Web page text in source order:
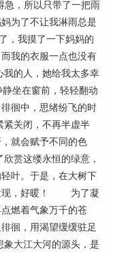
急，所以只带了一把雨
为了不让我淋雨总是
，我摸了一下妈妈的
我的衣服一点也没有
的人，她给我太多幸
坐在窗前，轻轻翻动
徊中，思绪纷飞的时
关闭，不再半虚半
就会赋予不同的色
赏这缕永恒的绿意，
叶。于是，在大树下
现，好暖！ 为了凝
燃着气象万千的苍
徊，用渴望缓缓驻足
大江大河的源头，是